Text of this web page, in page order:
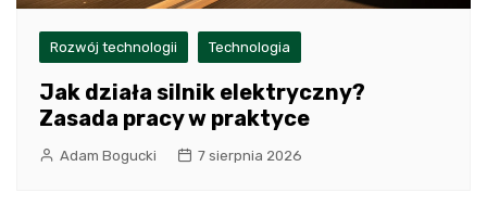
Rozwój technologii Technologia
Jak działa silnik elektryczny?
Zasada pracy w praktyce
Adam Bogucki 7 sierpnia 2026